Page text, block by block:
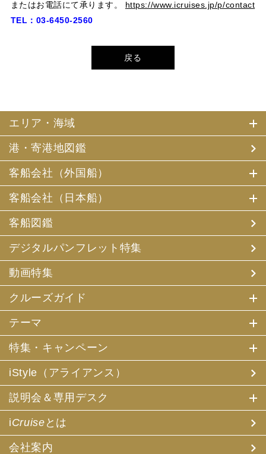
またはお電話にて承ります。 https://www.icruises.jp/p/contact
TEL：03-6450-2560
戻る
エリア・海域
港・寄港地図鑑
客船会社（外国船）
客船会社（日本船）
客船図鑑
デジタルパンフレット特集
動画特集
クルーズガイド
テーマ
特集・キャンペーン
iStyle（アライアンス）
説明会＆専用デスク
iCruise とは
会社案内